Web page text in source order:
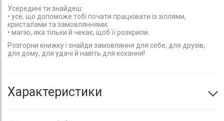
Усередині ти знайдеш:
• усе, що допоможе тобі почати працювати із зіллями,
кристалами та замовляннями;
• магію, яка тільки й чекає, щоб її розкрили.
Розгорни книжку і знайди замовляння для себе, для друзів,
для дому, для удачі й навіть для кохання!
Характеристики